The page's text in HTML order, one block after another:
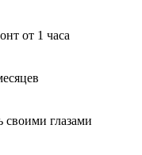
от 1 часа
своими глазами